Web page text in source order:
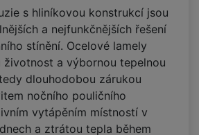
s hliníkovou konstrukcí jsou
a nejfunkčnějších řešení
stínění. Ocelové lamely
životnost a výbornou tepelnou
dlouhodobou zárukou
nočního pouličního
vytápěním místností v
a ztrátou tepla během